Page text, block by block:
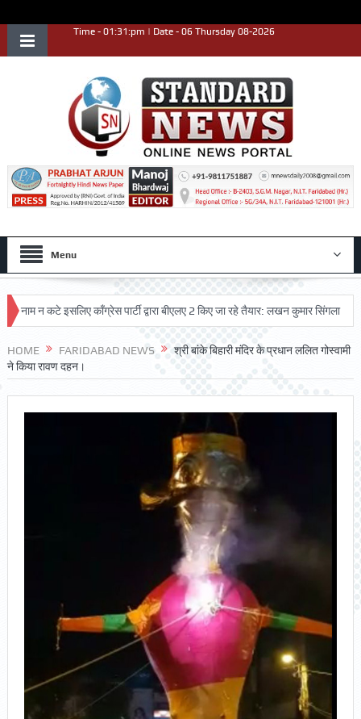
Time - 01:31:pm | Date - 06 Thursday 08-2026
Menu
न कटे इसलिए काँग्रेस पार्टी द्वारा बीएलए 2 किए जा रहे तैयार: लखन कुमार सिंगला
HOME FARIDABAD NEWS
श्री बांके बिहारी मंदिर के प्रधान ललित गोस्वामी
ने किया रावण दहन।